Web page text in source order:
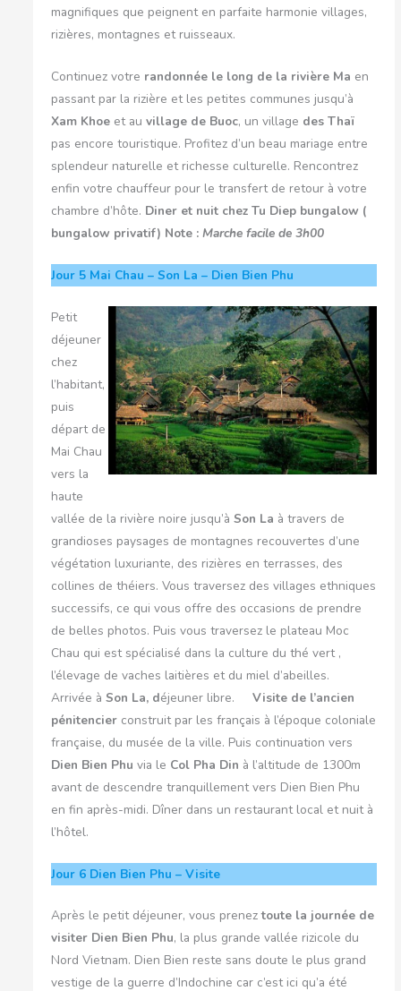
magnifiques que peignent en parfaite harmonie villages,
rizières, montagnes et ruisseaux.
Continuez votre randonnée le long de la rivière Ma en
passant par la rizière et les petites communes jusqu’à
Xam Khoe et auvillage de Buoc, un village des Thaï
pas encore touristique. Profitez d’un beau mariage entre
splendeur naturelle et richesse culturelle. Rencontrez
enfin votre chauffeur pour le transfert de retour à votre
chambre d’hôte. Diner et nuit chez Tu Diep bungalow (
bungalow privatif) Note : Marche facile de 3h00
Jour 5 Mai Chau – Son La – Dien Bien Phu
Petit
déjeuner
chez
l’habitant,
puis
départ de
Mai Chau
vers la
haute
vallée de la rivière noire jusqu’àSon La à travers de
grandioses paysages de montagnes recouvertes d’une
végétation luxuriante, des rizières en terrasses, des
collines de théiers. Vous traversez des villages ethniques
successifs, ce qui vous offre des occasions de prendre
de belles photos. Puis vous traversez le plateau Moc
Chau qui est spécialisé dans la culture du thé vert ,
l’élevage de vaches laitières et du miel d’abeilles.
Arrivée àSon La, déjeuner libre.Visite de l’ancien
pénitencier construit par les français à l’époque coloniale
française, du musée de la ville. Puis continuation vers
Dien Bien Phu via le Col Pha Din à l’altitude de 1300m
avant de descendre tranquillement vers Dien Bien Phu
en fin après-midi. Dîner dans un restaurant local et nuit à
l’hôtel.
Jour 6 Dien Bien Phu – Visite
Après le petit déjeuner, vous preneztoute la journée de
visiter Dien Bien Phu, la plus grande vallée rizicole du
Nord Vietnam. Dien Bien reste sans doute le plus grand
vestige de la guerre d’Indochine car c’est ici qu’a été